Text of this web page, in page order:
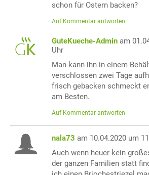
schon für Ostern backen?
Auf Kommentar antworten
GuteKueche-Admin am
Uhr
Man kann ihn in einem
verschlossen zwei Tage
frisch gebacken schmeckt
am Besten.
Auf Kommentar antworten
nala73 am 10.04.2020 um
Auch wenn heuer kein
der ganzen Familien statt